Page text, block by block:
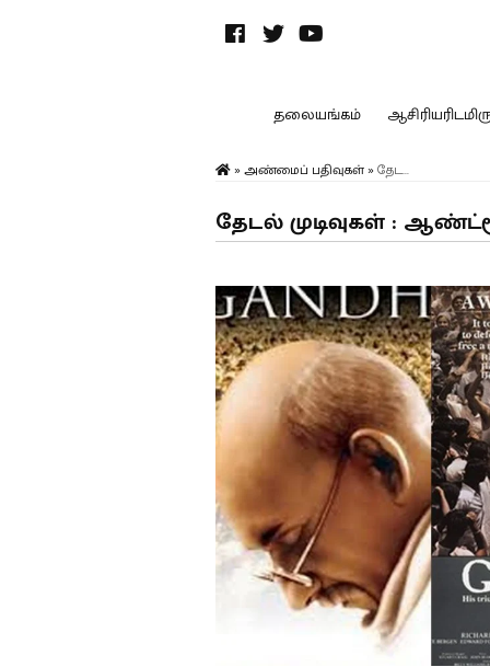
தலையங்கம்
» அண்மைப் பதிவுகள்» தேட...
தேடல் முடிவுகள் :